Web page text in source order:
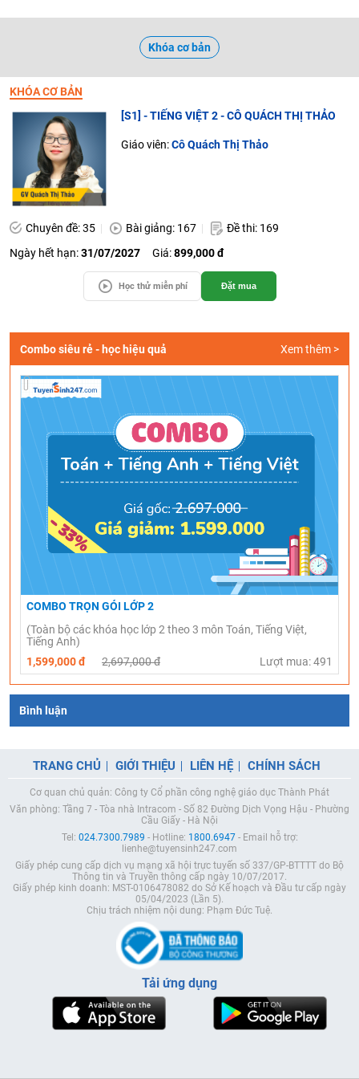
Khóa cơ bản
KHÓA CƠ BẢN
[S1] - TIẾNG VIỆT 2 - CÔ QUÁCH THỊ THẢO
Giáo viên:Cô Quách Thị Thảo
Chuyên đề: 35 Bài giảng: 167
Đề thi: 169
Ngày hết hạn:31/07/2027 Giá:899,000 đ
Học thử miễn phí Đặt mua
Combo siêu rẻ - học hiệu quả Xem thêm >
COMBO TRỌN GÓI LỚP 2
(Toàn bộ các khóa học lớp 2 theo 3 môn Toán, Tiếng Việt,
Tiếng Anh)
1,599,000 đ
2,697,000 đ Lượt mua: 491
Bình luận
TRANG CHỦ GIỚI THIỆU LIÊN HỆ CHÍNH SÁCH
Cơ quan chủ quản: Công ty Cổ phần công nghệ giáo dục Thành Phát
Văn phòng: Tầng 7 - Tòa nhà Intracom - Số 82 Đường Dịch Vọng Hậu - Phường
Cầu Giấy - Hà Nội
Tel: 024.7300.7989 - Hotline: 1800.6947- Email hỗ trợ:
lienhe@tuyensinh247.com
Giấy phép cung cấp dịch vụ mạng xã hội trực tuyến số 337/GP-BTTTT do Bộ
Thông tin và Truyền thông cấp ngày 10/07/2017.
Giấy phép kinh doanh: MST-0106478082 do Sở Kế hoạch và Đầu tư cấp ngày
05/04/2023 (Lần 5).
Chịu trách nhiệm nội dung: Phạm Đức Tuệ.
Tải ứng dụng